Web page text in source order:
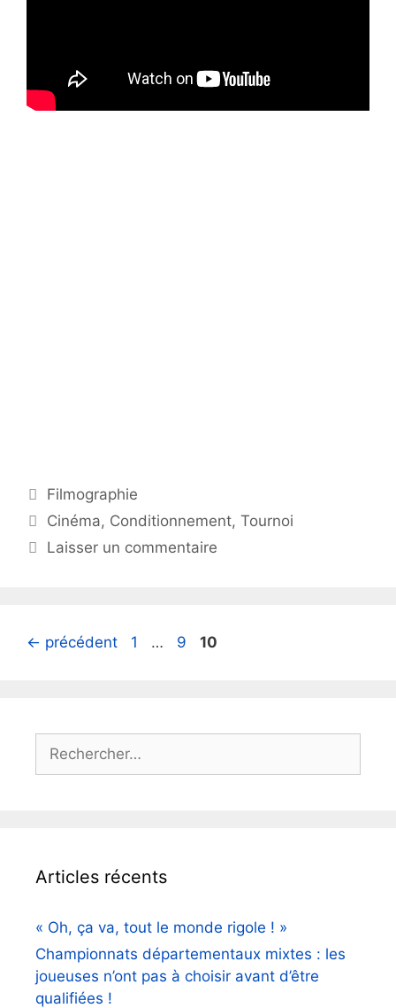
Catégories
Filmographie
Étiquettes
Cinéma, Conditionnement,Tournoi
Laisser un commentaire
← précédent Page
1 … Page
9 Page
10
Articles récents
« Oh, ça va, tout le monde rigole ! »
Championnats départementaux mixtes : les
joueuses n’ont pas à choisir avant d’être
qualifiées !